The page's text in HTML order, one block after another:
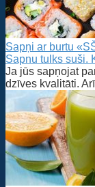
Sapņi ar burtu
Sapnu tulks suši.
Ja jūs sapņojat
dzīves kvalitāti. Arī